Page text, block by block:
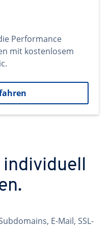
Performance
mit kostenlosem
individuell
E-Mail, SSL-